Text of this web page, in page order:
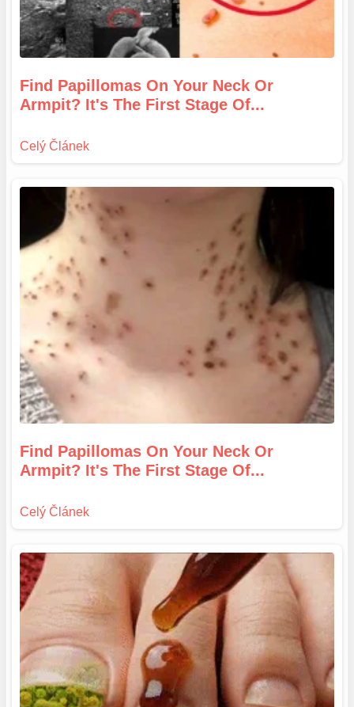
Find Papillomas On Your Neck Or
Armpit? It's The First Stage Of...
Find Papillomas On Your Neck Or
Armpit? It's The First Stage Of...